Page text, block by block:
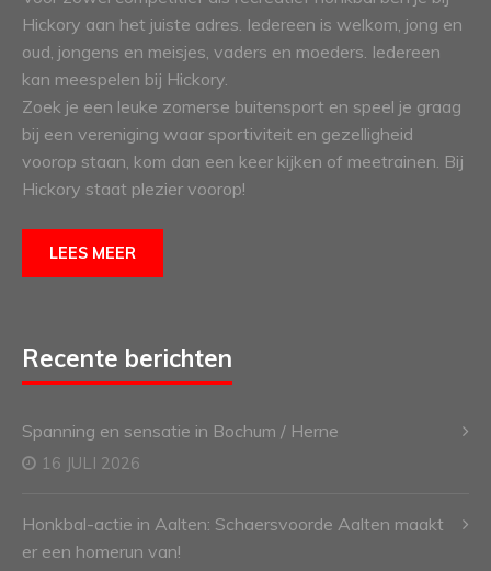
Hickory aan het juiste adres. Iedereen is welkom, jong en
oud, jongens en meisjes, vaders en moeders. Iedereen
kan meespelen bij Hickory.
Zoek je een leuke zomerse buitensport en speel je graag
bij een vereniging waar sportiviteit en gezelligheid
voorop staan, kom dan een keer kijken of meetrainen. Bij
Hickory staat plezier voorop!
LEES MEER
Recente berichten
Spanning en sensatie in Bochum / Herne
16 JULI 2026
Honkbal-actie in Aalten: Schaersvoorde Aalten maakt
er een homerun van!